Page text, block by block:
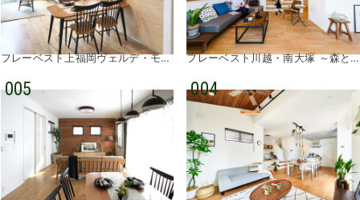
フレーベスト上福岡ヴェルデ・モード フレーベスト川越・南大塚 ～森と私が出会う街～
005 004